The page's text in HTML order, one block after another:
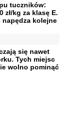
tuczników:
zł/kg za klasę E.
napędza kolejne
się nawet
Tych miejsc
wolno pominąć